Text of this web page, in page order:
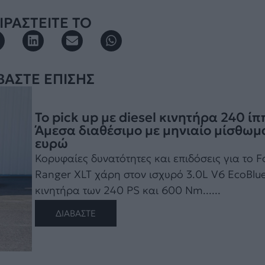
ΤΟ
ΕΠΙΣΗΣ
Το pick up με diesel κινητήρα 240
Άμεσα διαθέσιμο με μηνιαίο
ευρώ
Κορυφαίες δυνατότητες και επιδόσεις για το
Ranger XLT χάρη στον ισχυρό 3.0L V6
κινητήρα των 240 PS και 600 Nm......
ΔΙΑΒΑΣΤΕ